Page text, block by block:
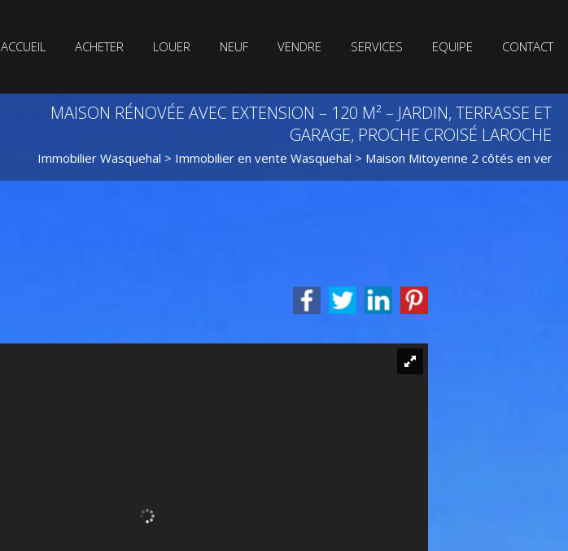
ACCUEIL ACHETER LOUER NEUF VENDRE SERVICES EQUIPE CONTACT
MAISON RÉNOVÉE AVEC EXTENSION – 120 M² – JARDIN, TERRASSE ET
GARAGE, PROCHE CROISÉ LAROCHE
Immobilier Wasquehal > Immobilier en vente Wasquehal > Maison Mitoyenne 2 côtés en